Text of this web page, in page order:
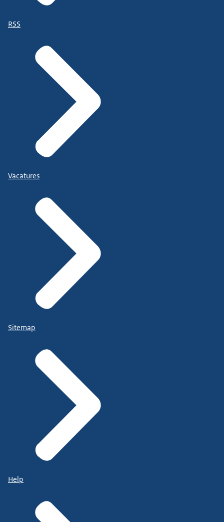
RSS
Vacatures
Sitemap
Help